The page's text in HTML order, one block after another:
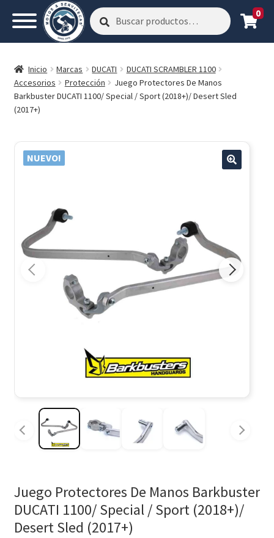
Buscar
por:
Buscar 0
Inicio Marcas DUCATI
DUCATI SCRAMBLER 1100
Accesorios
Protección
Juego Protectores De Manos
Barkbuster DUCATI 1100/ Special / Sport (2018+)/ Desert Sled
(2017+)
NUEVO!
Juego Protectores De Manos Barkbuster
DUCATI 1100/ Special / Sport (2018+)/
Desert Sled (2017+)